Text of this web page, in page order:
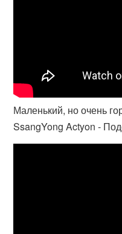
Маленький, но очень
SsangYong Actyon -